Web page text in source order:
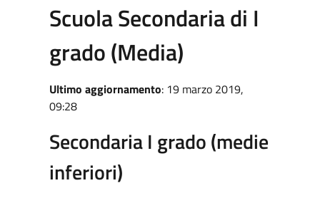
Scuola Secondaria di I
grado (Media)
Ultimo aggiornamento: 19 marzo 2019,
09:28
Secondaria I grado (medie
inferiori)